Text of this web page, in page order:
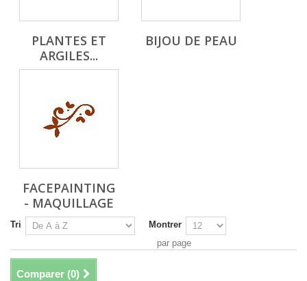
PLANTES ET
ARGILES...
BIJOU DE PEAU
FACEPAINTING
- MAQUILLAGE
Tri
Montrer
par page
Comparer (0)